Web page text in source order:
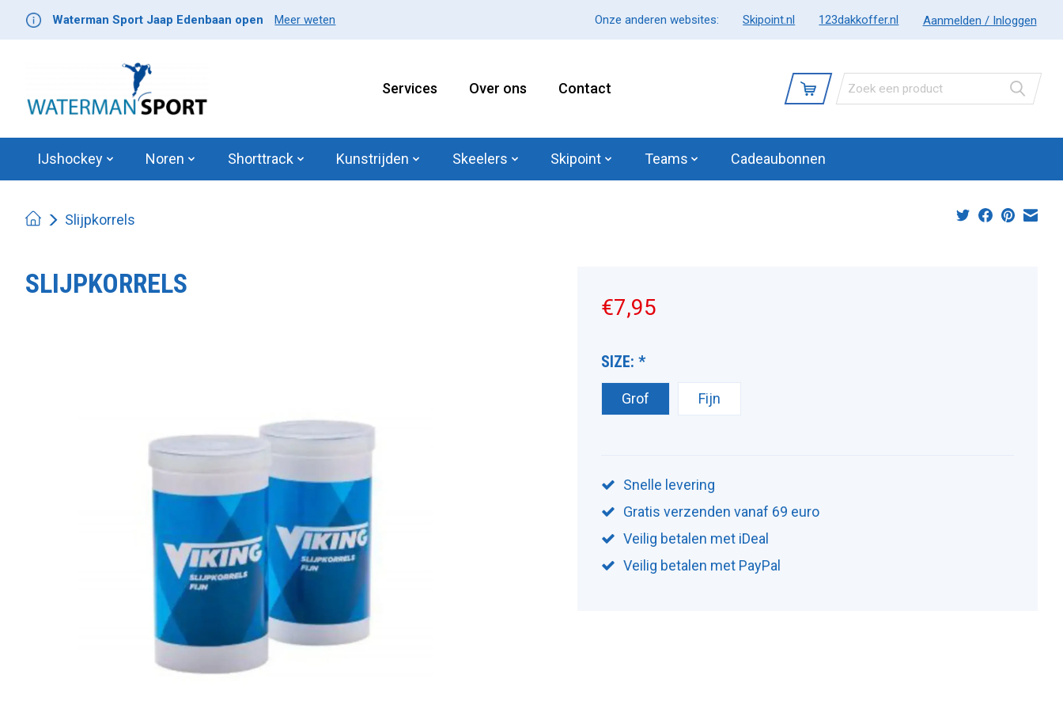
Waterman Sport Jaap Edenbaan open Meer weten Onze anderen websites: Skipoint.nl 123dakkoffer.nl Aanmelden / Inloggen
Services Over ons Contact
IJshockey Noren Shorttrack Kunstrijden Skeelers Skipoint Teams Cadeaubonnen
Slijpkorrels
SLIJPKORRELS
€7,95
SIZE: *
Grof Fijn
Snelle levering
Gratis verzenden vanaf 69 euro
Veilig betalen met iDeal
Veilig betalen met PayPal